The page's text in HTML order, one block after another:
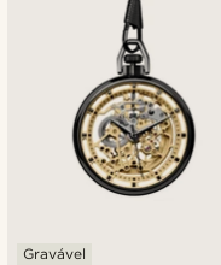
Gravável